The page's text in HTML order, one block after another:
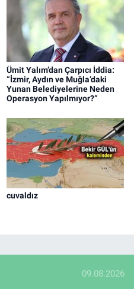
Ümit Yalım’dan Çarpıcı İddia:
“İzmir, Aydın ve Muğla’daki
Yunan Belediyelerine Neden
Operasyon Yapılmıyor?”
cuvaldız
09.08.2026